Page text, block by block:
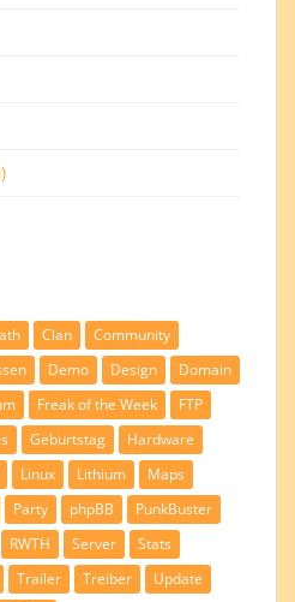
Clan
Community
Demo Design
Domain
Freak of the Week
FTP
Geburtstag
Hardware
Linux Lithium
Maps
Party phpBB
PunkBuster
RWTH Server
Stats
Trailer Treiber
Update